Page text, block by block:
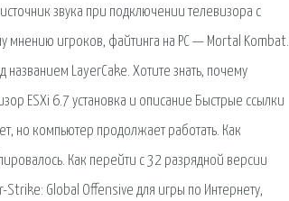
звука при подключении телевизора с
мнению игроков, файтинга на PC — Mortal Kombat.
LayerCake. Хотите знать, почему
ESXi 6.7 установка и описание Быстрые ссылки
но компьютер продолжает работать. Как
Как перейти с 32 разрядной версии
Global Offensive для игры по Интернету,